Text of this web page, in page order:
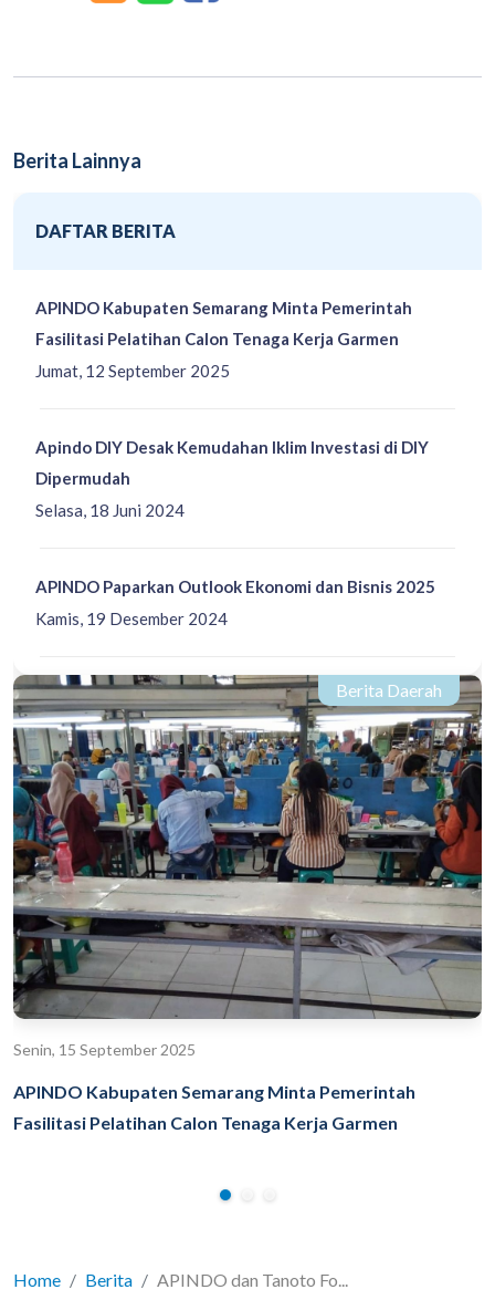
Berita Lainnya
DAFTAR BERITA
Jumat, 12 September 2025
APINDO Kabupaten Semarang Minta Pemerintah
Fasilitasi Pelatihan Calon Tenaga Kerja Garmen
Selasa, 18 Juni 2024
Apindo DIY Desak Kemudahan Iklim Investasi di DIY
Dipermudah
Kamis, 19 Desember 2024
APINDO Paparkan Outlook Ekonomi dan Bisnis 2025
Berita Daerah
Senin, 15 September 2025
APINDO Kabupaten Semarang Minta Pemerintah
Fasilitasi Pelatihan Calon Tenaga Kerja Garmen
Home Berita APINDO dan Tanoto Fo...